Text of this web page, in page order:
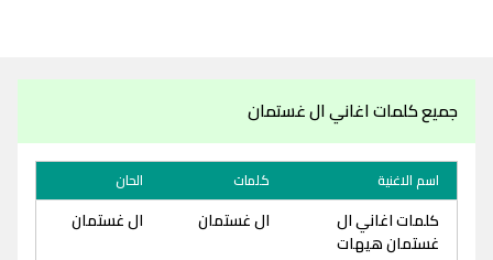
جميع كلمات اغاني ال غستمان
اسم الاغنية كلمات الحان
كلمات اغاني ال
غستمان هيهات
ال غستمان ال غستمان